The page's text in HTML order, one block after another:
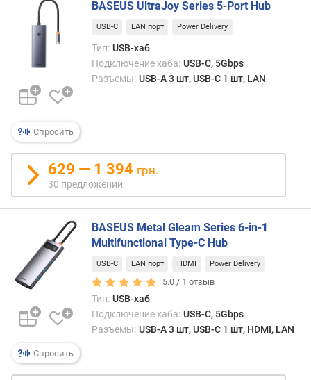
(в
м
о
д
о
о
х
к
д
е
в
ы
п
о
т
Спросить
BASEUS UltraJoy Series 5-Port Hub
USB-C LAN порт Power Delivery
Тип: USB-хаб
Подключение хаба: USB-C, 5Gbps
Разъемы: USB-A 3 шт, USB-C 1 шт, LAN
629 — 1 394 грн.
30 предложений
Спросить
BASEUS Metal Gleam Series 6-in-1
Multifunctional Type-C Hub
USB-C LAN порт HDMI Power Delivery
5.0 / 1 отзыв
Тип: USB-хаб
Подключение хаба: USB-C, 5Gbps
Разъемы: USB-A 3 шт, USB-C 1 шт, HDMI, LAN